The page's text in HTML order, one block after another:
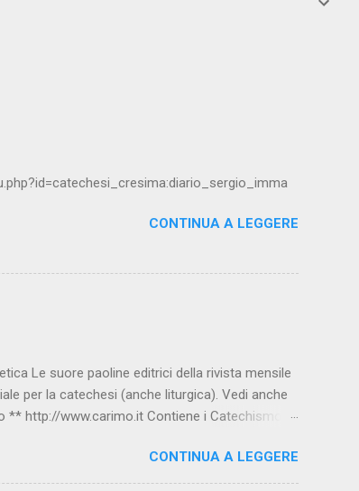
CONTINUA A LEGGERE
Le suore paoline editrici della rivista mensile
per la catechesi (anche liturgica). Vedi anche
http://www.carimo.it Contiene i Catechismo
Cattolica Testo completo su:
COMPENDIO :
CONTINUA A LEGGERE